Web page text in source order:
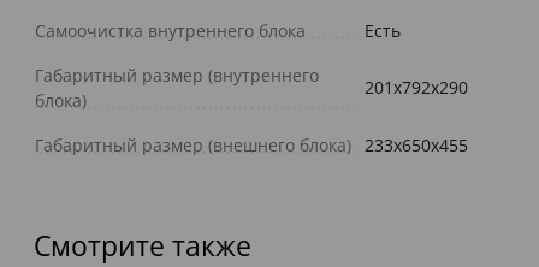
Самоочистка внутреннего блока
Есть
Габаритный размер (внутреннего
блока)
201x792x290
Габаритный размер (внешнего блока) 233x650x455
Смотрите также